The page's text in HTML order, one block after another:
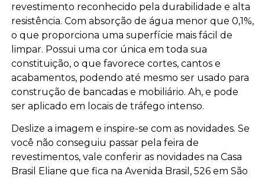
revestimento reconhecido pela durabilidade e alta
resistência. Com absorção de água menor que 0,1%,
o que proporciona uma superfície mais fácil de
limpar. Possui uma cor única em toda sua
constituição, o que favorece cortes, cantos e
acabamentos, podendo até mesmo ser usado para
construção de bancadas e mobiliário. Ah, e pode
ser aplicado em locais de tráfego intenso.
Deslize a imagem e inspire-se com as novidades. Se
você não conseguiu passar pela feira de
revestimentos, vale conferir as novidades na Casa
Brasil Eliane que fica na Avenida Brasil, 526 em São